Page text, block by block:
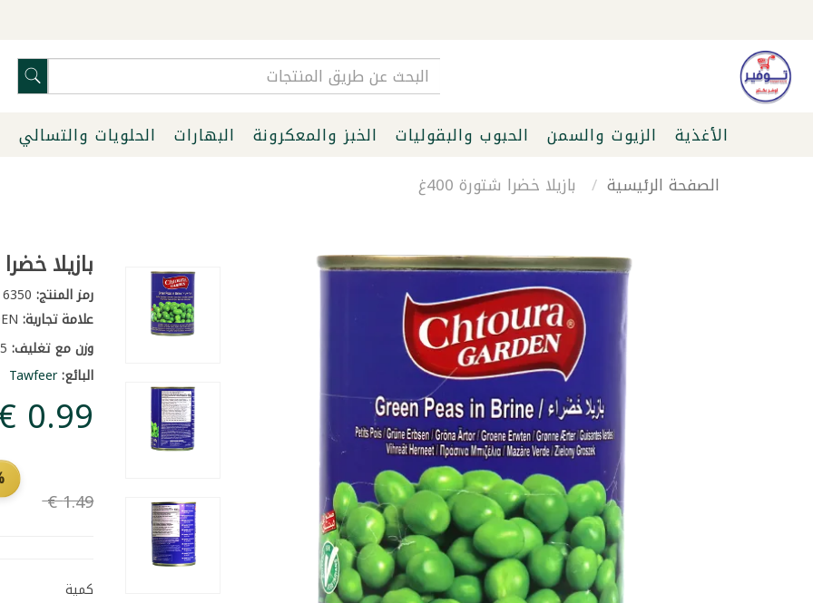
الأغذية الزيوت والسمن الحبوب والبقوليات الخبز والمعكرونة البهارات الحلويات والتسالي
الصفحة الرئيسية
بازيلا خضرا شتورة 400غ
بازيلا خضرا
رمز المنتج:6350
علامة تجارية:CHTOURA GARDEN
وزن مع تغليف:0.5 كغ
البائع:Tawfeer
‏1.49 €
كمية